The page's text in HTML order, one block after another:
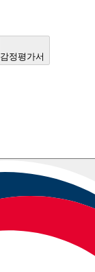
감정평가서